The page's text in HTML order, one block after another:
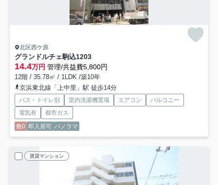
北区西ケ原
グランドルチェ駒込1203
14.4万円 管理/共益費5,800円
12階 / 35.78㎡ / 1LDK /築10年
京浜東北線「上中里」駅 徒歩14分
バス・トイレ別 室内洗濯機置場 エアコン
バルコニー
電気有
都市ガス
敷0 即入居可 パノラマ
賃貸マンション